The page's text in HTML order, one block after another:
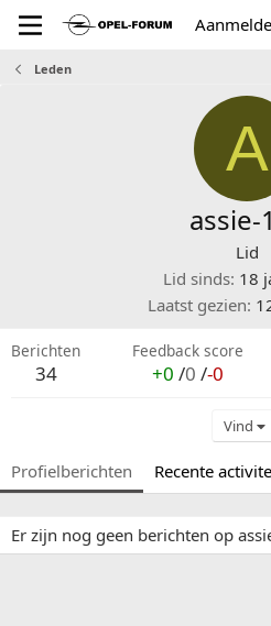
Leden
A
assie-
Lid
Lid sinds 18
Laatst gezien
Berichten
34
Feedback score
+0 /0 /-0
Vind
Profielberichten Recente
Er zijn nog geen berichten op